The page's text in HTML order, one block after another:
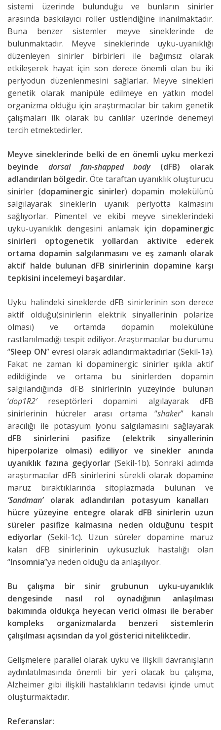
sistemi üzerinde bulunduğu ve bunların sinirler
arasında baskılayıcı roller üstlendiğine inanılmaktadır.
Buna benzer sistemler meyve sineklerinde de
bulunmaktadır. Meyve sineklerinde uyku-uyanıklığı
düzenleyen sinirler birbirleri ile bağımsız olarak
etkileşerek hayat için son derece önemli olan bu iki
periyodun düzenlenmesini sağlarlar. Meyve sinekleri
genetik olarak manipüle edilmeye en yatkın model
organizma olduğu için araştırmacılar bir takım genetik
çalışmaları ilk olarak bu canlılar üzerinde denemeyi
tercih etmektedirler.
Meyve sineklerinde belki de en önemli uyku merkezi
beyinde dorsal fan-shapped body(dFB) olarak
adlandırılan bölgedir. Öte taraftan uyanıklık oluşturucu
sinirler (dopaminergic sinirler) dopamin molekülünü
salgılayarak sineklerin uyanık periyotta kalmasını
sağlıyorlar. Pimentel ve ekibi meyve sineklerindeki
uyku-uyanıklık dengesini anlamak için dopaminergic
sinirleri optogenetik yollardan aktivite ederek
ortama dopamin salgılanmasını ve eş zamanlı olarak
aktif halde bulunan dFB sinirlerinin dopamine karşı
tepkisini incelemeyi başardılar.
Uyku halindeki sineklerde dFB sinirlerinin son derece
aktif olduğu(sinirlerin elektrik sinyallerinin polarize
olması) ve ortamda dopamin molekülüne
rastlanılmadığı tespit ediliyor. Araştırmacılar bu durumu
“Sleep ON” evresi olarak adlandırmaktadırlar (Sekil-1a).
Fakat ne zaman ki dopaminergic sinirler ışıkla aktif
edildiğinde ve ortama bu sinirlerden dopamin
salgılandığında dFB sinirlerinin yüzeyinde bulunan
‘dop1R2′reseptörleri dopamini algılayarak dFB
sinirlerinin hücreler arası ortama “shaker” kanalı
aracılığı ile potasyum iyonu salgılamasını sağlayarak
dFB sinirlerini pasifize (elektrik sinyallerinin
hiperpolarize olmasi) ediliyor ve sinekler anında
uyanıklık fazına geçiyorlar (Sekil-1b). Sonraki adımda
araştırmacılar dFB sinirlerini sürekli olarak dopamine
maruz bıraktıklarında sitoplazmada bulunan ve
‘Sandman’olarak adlandırılan potasyum kanalları
hücre yüzeyine entegre olarak dFB sinirlerin uzun
süreler pasifize kalmasına neden olduğunu tespit
ediyorlar (Sekil-1c). Uzun süreler dopamine maruz
kalan dFB sinirlerinin uykusuzluk hastalığı olan
“Insomnia”ya neden olduğu da anlaşılıyor.
Bu çalışma bir sinir grubunun uyku-uyanıklık
dengesinde nasıl rol oynadığının anlaşılması
bakımında oldukça heyecan verici olması ile beraber
kompleks organizmalarda benzeri sistemlerin
çalışılması açısından da yol gösterici niteliktedir.
Gelişmelere parallel olarak uyku ve ilişkili davranışların
aydınlatılmasında önemli bir yeri olacak bu çalışma,
Alzheimer gibi ilişkili hastalıkların tedavisi içinde umut
oluşturmaktadır.
Referanslar: